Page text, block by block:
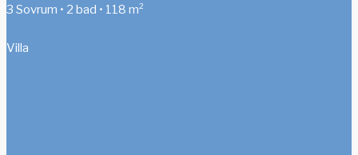
3 Sovrum • 2 bad • 118 m²
Villa